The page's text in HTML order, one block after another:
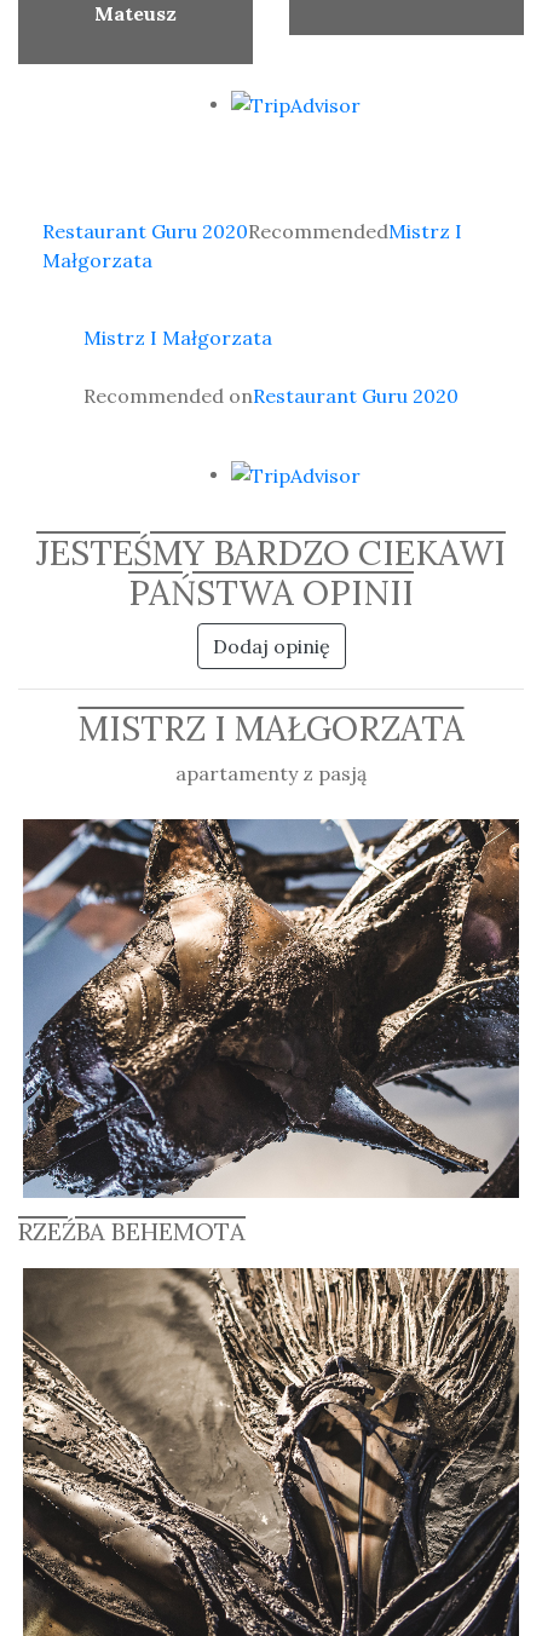
Mateusz
Restaurant Guru 2020RecommendedMistrz I
Małgorzata
Mistrz I Małgorzata
Recommended onRestaurant Guru 2020
JESTEŚMY BARDZO CIEKAWI
PAŃSTWA OPINII
Dodaj opinię
MISTRZ I MAŁGORZATA
apartamenty z pasją
RZEŹBA BEHEMOTA